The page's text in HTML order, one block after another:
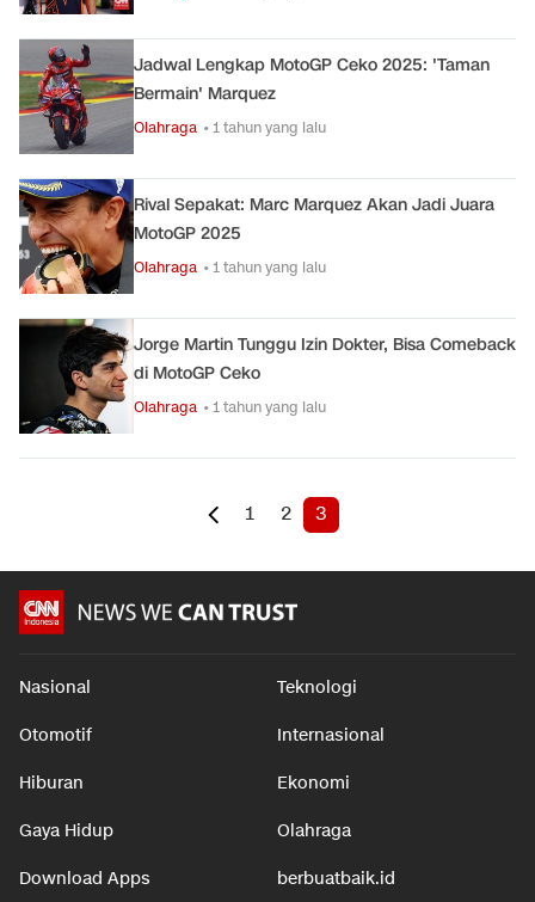
Jadwal Lengkap MotoGP Ceko 2025: 'Taman
Bermain' Marquez
Olahraga • 1 tahun yang lalu
Rival Sepakat: Marc Marquez Akan Jadi Juara
MotoGP 2025
Olahraga • 1 tahun yang lalu
Jorge Martin Tunggu Izin Dokter, Bisa Comeback
di MotoGP Ceko
Olahraga • 1 tahun yang lalu
1 2 3
Nasional Teknologi
Otomotif Internasional
Hiburan Ekonomi
Gaya Hidup Olahraga
Download Apps berbuatbaik.id